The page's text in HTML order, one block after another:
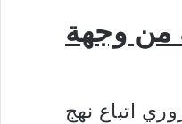
من وجهة
اتباع نهج